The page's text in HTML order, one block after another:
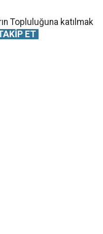
Topluluğuna katılmak
ET